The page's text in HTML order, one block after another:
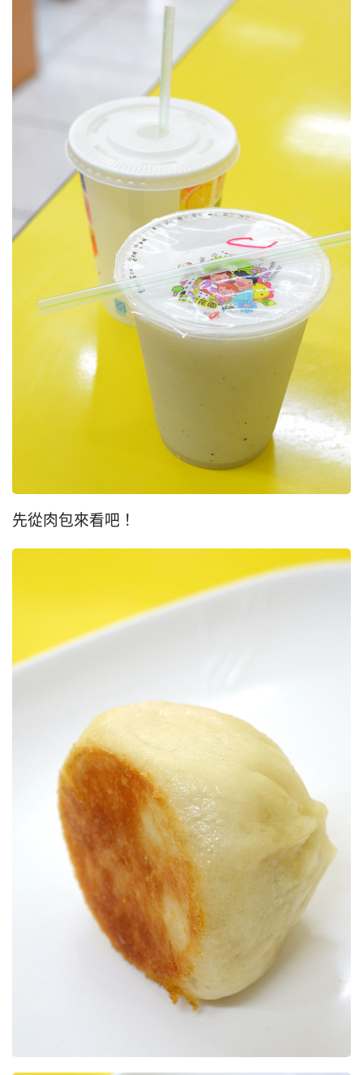
先從肉包來看吧！